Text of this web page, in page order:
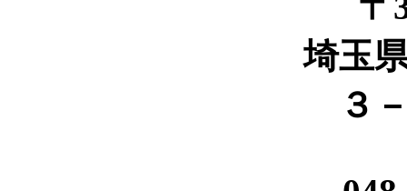
埼玉
３